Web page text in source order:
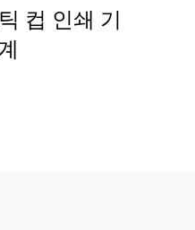
컵 인쇄 기